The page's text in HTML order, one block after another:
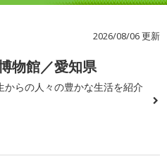
2026/08/06 更新
物館／愛知県
からの人々の豊かな生活を紹介